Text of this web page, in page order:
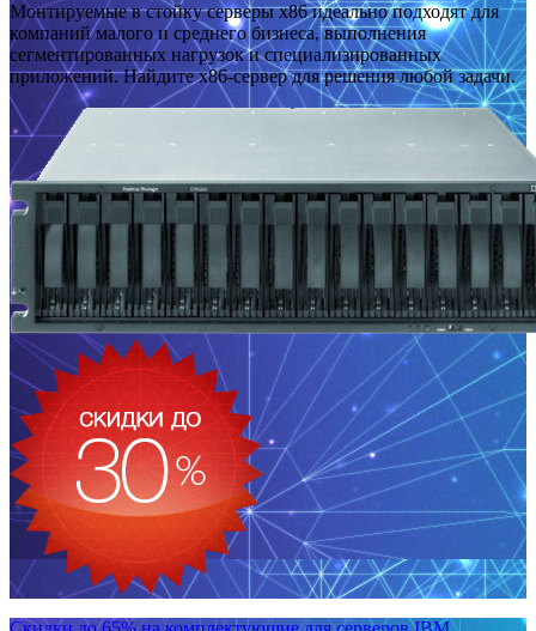
Монтируемые в стойку серверы x86 идеально подходят для
компаний малого и среднего бизнеса, выполнения
сегментированных нагрузок и специализированных
приложений. Найдите x86-сервер для решения любой задачи.